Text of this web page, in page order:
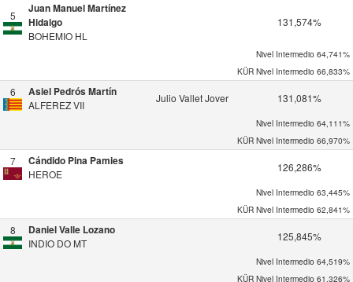
5
Juan Manuel Martínez
Hidalgo
BOHEMIO HL
131,574%
Nivel Intermedio 64,741%
KÜR Nivel Intermedio 66,833%
6 Asiel Pedrós Martín
ALFEREZ VII
Julio Vallet Jover 131,081%
Nivel Intermedio 64,111%
KÜR Nivel Intermedio 66,970%
7 Cándido Pina Pamies
HEROE
126,286%
Nivel Intermedio 63,445%
KÜR Nivel Intermedio 62,841%
8 Daniel Valle Lozano
INDIO DO MT
125,845%
Nivel Intermedio 64,519%
KÜR Nivel Intermedio 61,326%